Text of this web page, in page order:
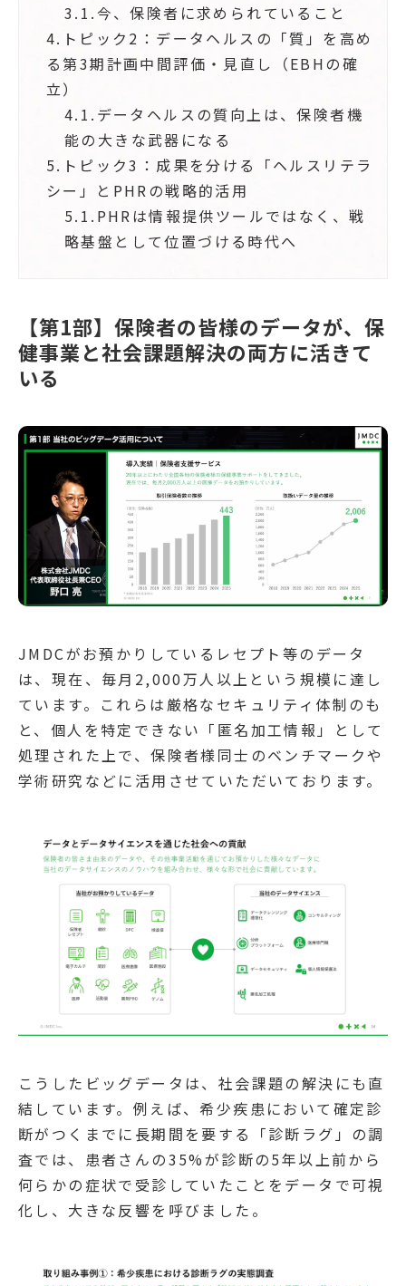
3.1.今、保険者に求められていること
4. トピック2：データヘルスの「質」を高め
る第3期計画中間評価・見直し（EBHの確
立）
4.1. データヘルスの質向上は、保険者機
能の大きな武器になる
5. トピック3：成果を分ける「ヘルスリテラ
シー」とPHRの戦略的活用
5.1. PHRは情報提供ツールではなく、戦
略基盤として位置づける時代へ
【第1部】保険者の皆様のデータが、保
健事業と社会課題解決の両方に活きて
いる
JMDCがお預かりしているレセプト等のデータ
は、現在、毎月2,000万人以上という規模に達し
ています。これらは厳格なセキュリティ体制のも
と、個人を特定できない「匿名加工情報」として
処理された上で、保険者様同士のベンチマークや
学術研究などに活用させていただいております。
こうしたビッグデータは、社会課題の解決にも直
結しています。例えば、希少疾患において確定診
断がつくまでに長期間を要する「診断ラグ」の調
査では、患者さんの35%が診断の5年以上前から
何らかの症状で受診していたことをデータで可視
化し、大きな反響を呼びました。